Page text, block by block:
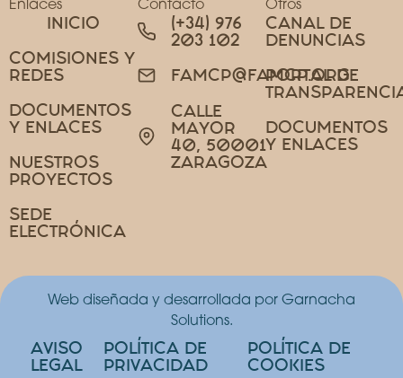
INICIO
COMISIONES Y
REDES
DOCUMENTOS
Y ENLACES
NUESTROS
PROYECTOS
SEDE
ELECTRÓNICA
(+34) 976
203 102
FAMCP@FAMCP.ORG
CALLE
MAYOR
40, 50001
ZARAGOZA
CANAL DE
DENUNCIAS
PORTAL DE
DOCUMENTOS
Y ENLACES
Web diseñada y desarrollada por Garnacha
Solutions.
AVISO
LEGAL
POLÍTICA DE
PRIVACIDAD
POLÍTICA DE
COOKIES